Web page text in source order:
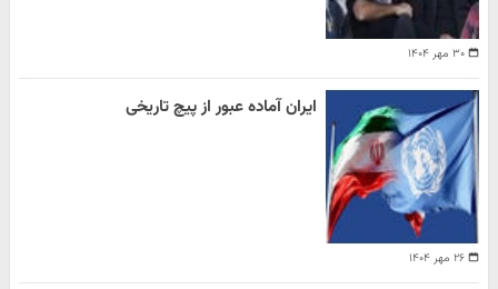
۳۰ مهر ۱۴۰۴
۲۶ مهر ۱۴۰۴
ایران آماده عبور از پیچ تاریخی